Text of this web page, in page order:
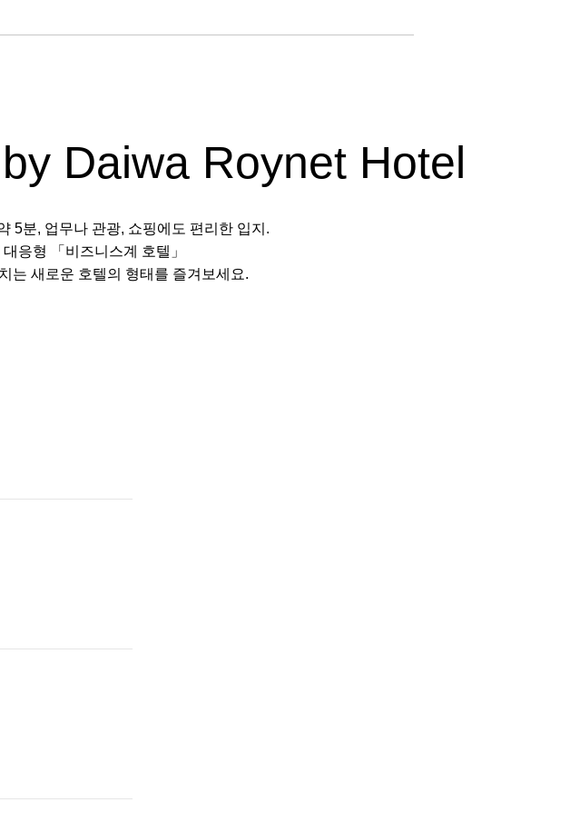
Daiwa Roynet Hotel
5분, 업무나 관광, 쇼핑에도 편리한 입지.
응형 「비즈니스계 호텔」
는 새로운 호텔의 형태를 즐겨보세요.